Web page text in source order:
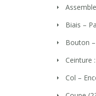
Biais –
Bouton
Ceinture
Col –